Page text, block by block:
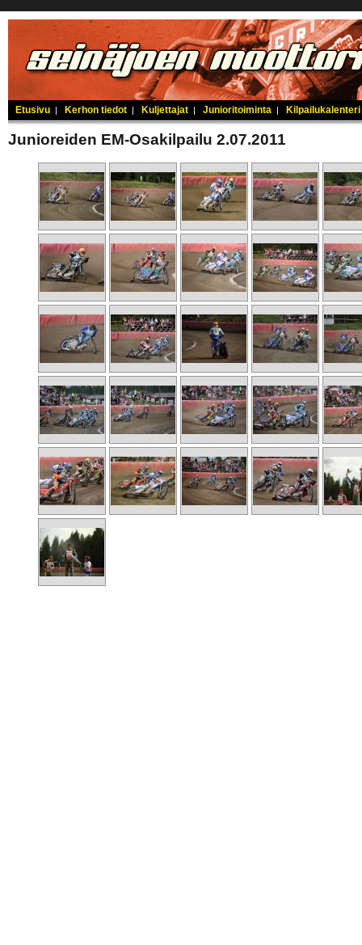
Etusivu | Kerhon tiedot | Kuljettajat | Junioritoiminta | Kilpailukalenteri
Junioreiden EM-Osakilpailu 2.07.2011